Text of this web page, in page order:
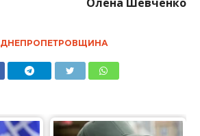
Олена Шевченко
ДНЕПРОПЕТРОВЩИНА